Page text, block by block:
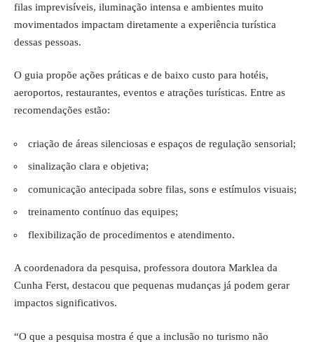
filas imprevisíveis, iluminação intensa e ambientes muito
movimentados impactam diretamente a experiência turística
dessas pessoas.
O guia propõe ações práticas e de baixo custo para hotéis,
aeroportos, restaurantes, eventos e atrações turísticas. Entre as
recomendações estão:
criação de áreas silenciosas e espaços de regulação sensorial;
sinalização clara e objetiva;
comunicação antecipada sobre filas, sons e estímulos visuais;
treinamento contínuo das equipes;
flexibilização de procedimentos e atendimento.
A coordenadora da pesquisa, professora doutora Marklea da
Cunha Ferst, destacou que pequenas mudanças já podem gerar
impactos significativos.
“O que a pesquisa mostra é que a inclusão no turismo não